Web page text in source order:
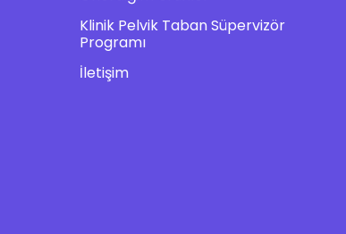
Klinik Pelvik Taban Süpervizör
Programı
İletişim